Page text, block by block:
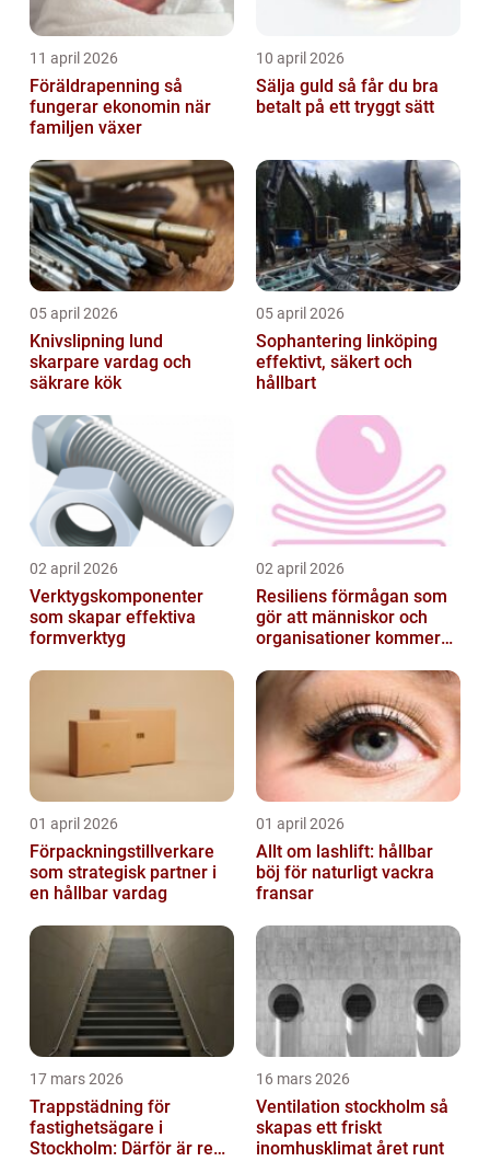
11 april 2026
Föräldrapenning så
fungerar ekonomin när
familjen växer
10 april 2026
Sälja guld så får du bra
betalt på ett tryggt sätt
05 april 2026
Knivslipning lund
skarpare vardag och
säkrare kök
05 april 2026
Sophantering linköping
effektivt, säkert och
hållbart
02 april 2026
Verktygskomponenter
som skapar effektiva
formverktyg
02 april 2026
Resiliens förmågan som
gör att människor och
organisationer kommer
01 april 2026
Förpackningstillverkare
som strategisk partner i
en hållbar vardag
01 april 2026
Allt om lashlift: hållbar
böj för naturligt vackra
fransar
17 mars 2026
Trappstädning för
fastighetsägare i
Stockholm: Därför är rena
16 mars 2026
Ventilation stockholm så
skapas ett friskt
inomhusklimat året runt